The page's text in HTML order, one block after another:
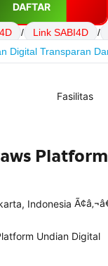
DAFTAR
/ Link SABI4D
/
Digital Transparan
Fasilitas
Indonesia